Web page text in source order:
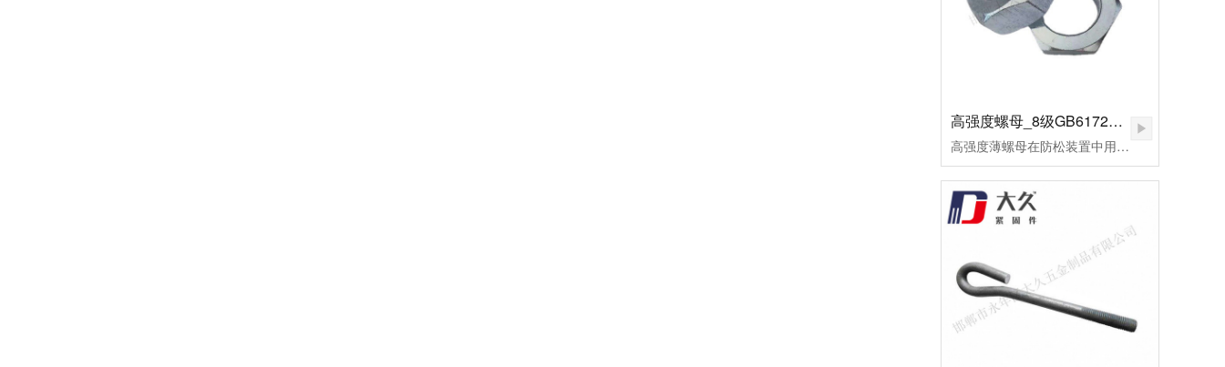
高强度螺母_8级GB6172镀锌薄螺母
高强度薄螺母在防松装置中用作副螺母，起锁紧作用，或用于螺纹连接副主要承受剪切力的地方。用高强度钢制造的，或者需要施以较大预紧力的螺母，皆可称为高强度螺母。高强度螺母多用于桥梁、钢轨、高压及超高压设备的连接。这种螺母的断裂多为脆性断裂。应用于超高压设备上的高强度螺母，为了保证容器的密封，需要施以较大的预应力。当今大飞机、大型发电设备、汽车、高速火车、大型船舶、大型成套设备等为代表的先进制造已将进入重要的发展方向。由此，紧固件将进入重要的发展阶段。高强度薄螺母用于重要机械的连接，反复的拆装或各式的安装扭矩法对高强度薄螺母要求极高。因此，对其表面状况及螺纹精度的好坏，将直接影响主机的使用寿命及安全。为了改善摩擦系数，避免在使用过程中出现锈蚀、咬死或卡住，技术要求规定其表面应进行镍磷镀处理。镀层厚度保证在0.02～0.03mm范围内，镀层均匀，致密、无针孔等。